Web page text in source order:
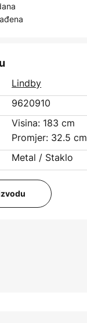
Lindby
9620910
Visina: 183 cm
Promjer: 32.5 cm
Metal / Staklo